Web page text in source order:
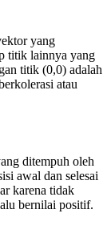
yang
titik lainnya yang
titik (0,0) adalah
atau
ditempuh oleh
awal dan selesai
karena tidak
bernilai positif.